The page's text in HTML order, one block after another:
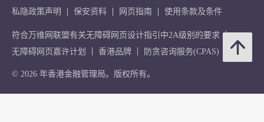
私隐政策声明
保安资料 网页指南 使用条款及条件
符合万维网联盟有关无障碍网页设计指引中2A级别的要求
无障碍网页嘉许计划
香港品牌 防贪咨询服务(CPAS)
© 2026 年香港金融管理局。版权所有。